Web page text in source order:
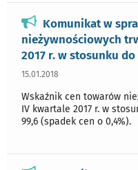
Komunikat w
nieżywnościowych
2017 r. w stosunku
15.01.2018
Wskaźnik cen towarów
IV kwartale 2017 r. w
99,6 (spadek cen o 0,4%).